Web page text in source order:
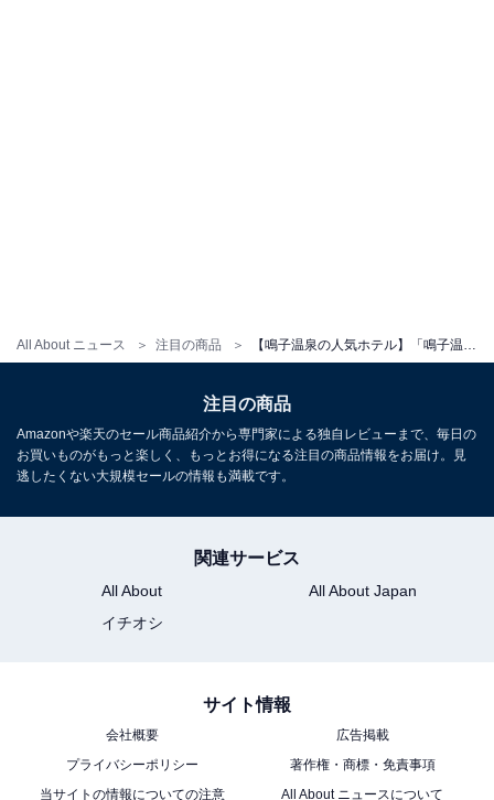
All About ニュース 注目の商品
※プランにより時間が異なる可能性があります
※掲載されている情報は記事公開時のものです。あらか
じめご了承ください。
また、記事中の宿泊プランを予約すると、売上の一部が
【遠刈田温泉の人気ホテル】「遠刈田温泉 旬菜
湯宿 旅舘大忠」が選ばれる理由
注目の商品
Amazonや楽天のセール商品紹介から専門家による独自レビューまで、毎日の
お買いものがもっと楽しく、もっとお得になる注目の商品情報をお届け。見
逃したくない大規模セールの情報も満載です。
関連サービス
All About
All About Japan
イチオシ
サイト情報
会社概要
広告掲載
プライバシーポリシー
著作権・商標・免責事項
当サイトの情報についての注意
All About ニュースについて